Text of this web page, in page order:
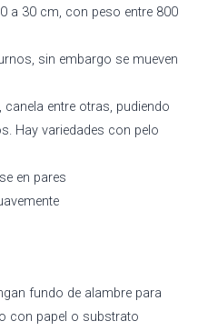
a 30 cm, con peso entre 800
sin embargo se mueven
entre otras, pudiendo
Hay variedades con pelo
en pares
fundo de alambre para
con papel o substrato